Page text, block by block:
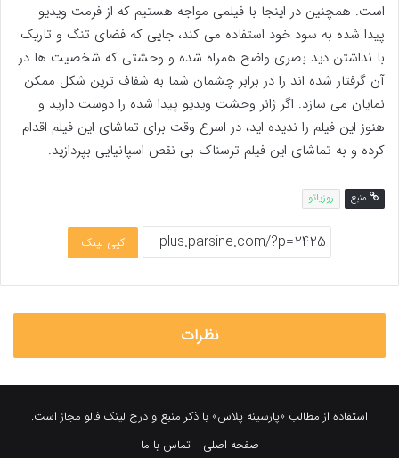
است. همچنین در اینجا با فیلمی مواجه هستیم که از فرمت ویدیو
پیدا شده به سود خود استفاده می کند، جایی که فضای تنگ و تاریک
با نداشتن دید بصری واضح همراه شده و وحشتی که شخصیت ها در
آن گرفتار شده اند را در برابر چشمان شما به شفاف ترین شکل ممکن
نمایان می سازد. اگر ژانر وحشت ویدیو پیدا شده را دوست دارید و
هنوز این فیلم را ندیده اید، در اسرع وقت برای تماشای این فیلم اقدام
کرده و به تماشای این فیلم ترسناک بی نقص اسپانیایی بپردازید.
منبع روزیاتو
کپی لینک
نظرات
استفاده از مطالب «پارسینه پلاس» با ذکر منبع و درج لینک فالو مجاز است.
صفحه اصلی
تماس با ما